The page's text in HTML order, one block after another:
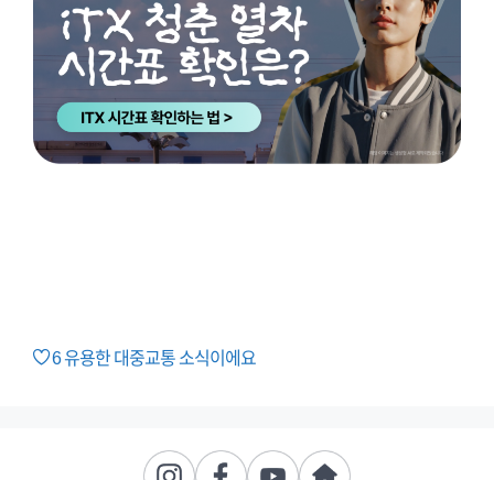
6유용한 대중교통 소식이에요